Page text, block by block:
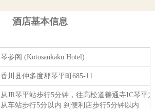
酒店基本信息
琴参阁 (Kotosankaku Hotel)
香川县仲多度郡琴平町685-11
从JR琴平站步行5分钟，往高松道善通寺IC琴平
从车站步行5分以内 到便利店步行5分钟以内